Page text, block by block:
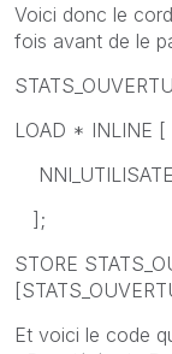
Voici donc le
fois avant de le
LOAD * INLINE [
];
STORE
Et voici le code